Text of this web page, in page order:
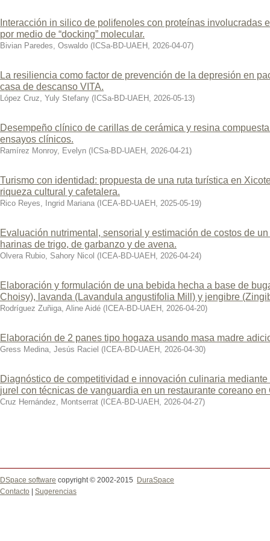
Interacción in silico de polifenoles con proteínas involucradas
por medio de “docking” molecular.
Bivian Paredes, Oswaldo ( ICSa-BD-UAEH , 2026-04-07)
La resiliencia como factor de prevención de la depresión en
casa de descanso VITA.
López Cruz, Yuly Stefany ( ICSa-BD-UAEH , 2026-05-13)
Desempeño clínico de carillas de cerámica y resina
ensayos clínicos.
Ramírez Monroy, Evelyn ( ICSa-BD-UAEH , 2026-04-21)
Turismo con identidad: propuesta de una ruta turística en
riqueza cultural y cafetalera.
Rico Reyes, Ingrid Mariana ( ICEA-BD-UAEH , 2025-05-19)
Evaluación nutrimental, sensorial y estimación de costos de
harinas de trigo, de garbanzo y de avena.
Olvera Rubio, Sahory Nicol ( ICEA-BD-UAEH , 2026-04-24)
Elaboración y formulación de una bebida hecha a base de
Choisy), lavanda (Lavandula angustifolia Mill) y jengibre
Rodríguez Zuñiga, Aline Aidé ( ICEA-BD-UAEH , 2026-04-20)
Elaboración de 2 panes tipo hogaza usando masa madre
Gress Medina, Jesús Raciel ( ICEA-BD-UAEH , 2026-04-30)
Diagnóstico de competitividad e innovación culinaria
jurel con técnicas de vanguardia en un restaurante coreano en
Cruz Hernández, Montserrat ( ICEA-BD-UAEH , 2026-04-27)
DSpace software copyright © 2002-2015
DuraSpace
Contacto
Sugerencias